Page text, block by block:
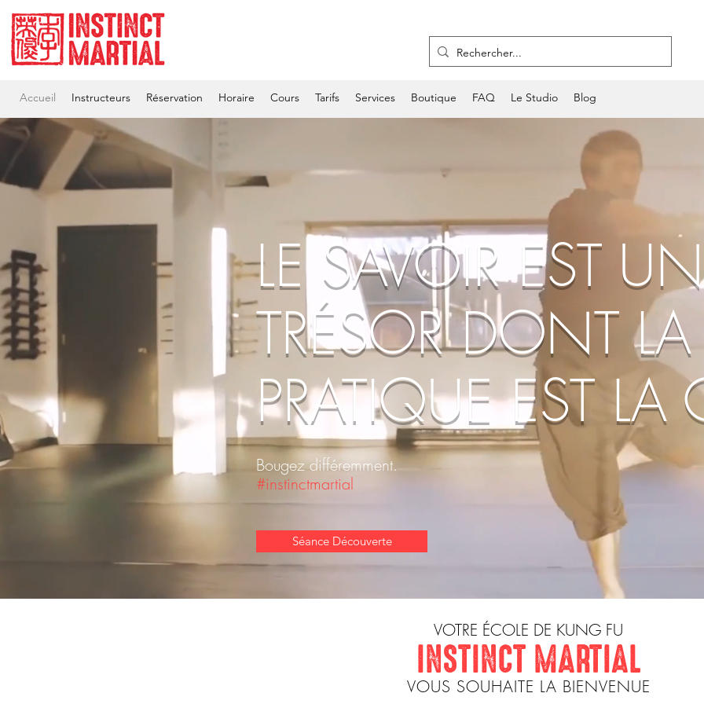
Accueil Instructeurs Réservation Horaire Cours Tarifs Services Boutique FAQ Le Studio Blog
LE SAVOIR EST UN
TRÉSOR DONT LA
PRATIQUE EST LA
Bougez différemment.
#instinctmartial
Séance Découverte
VOTRE ÉCOLE DE KUNG FU
INSTINCT MARTIAL
VOUS SOUHAITE LA BIENVENUE